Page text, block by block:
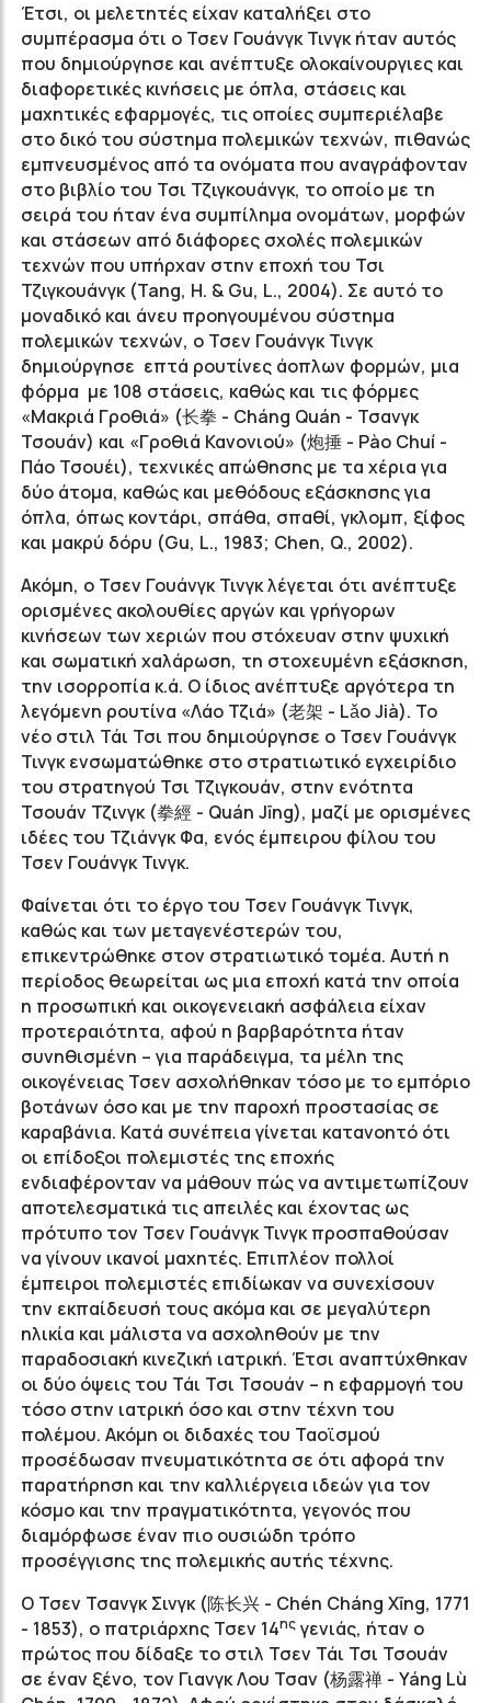
Έτσι, οι μελετητές είχαν καταλήξει στο
συμπέρασμα ότι ο Τσεν Γουάνγκ Τινγκ ήταν αυτός
που δημιούργησε και ανέπτυξε ολοκαίνουργιες και
διαφορετικές κινήσεις με όπλα, στάσεις και
μαχητικές εφαρμογές, τις οποίες συμπεριέλαβε
στο δικό του σύστημα πολεμικών τεχνών, πιθανώς
εμπνευσμένος από τα ονόματα που αναγράφονταν
στο βιβλίο του Τσι Τζιγκουάνγκ, το οποίο με τη
σειρά του ήταν ένα συμπίλημα ονομάτων, μορφών
και στάσεων από διάφορες σχολές πολεμικών
τεχνών που υπήρχαν στην εποχή του Τσι
Τζιγκουάνγκ (Tang, H. & Gu, L., 2004). Σε αυτό το
μοναδικό και άνευ προηγουμένου σύστημα
πολεμικών τεχνών, ο Τσεν Γουάνγκ Τινγκ
δημιούργησε επτά ρουτίνες άοπλων φορμών, μια
φόρμα με 108 στάσεις, καθώς και τις φόρμες
«Μακριά Γροθιά» (长拳 - Cháng Quán - Τσανγκ
Τσουάν) και «Γροθιά Κανονιού» (炮捶 - Pào Chuí -
Πάο Τσουέι), τεχνικές απώθησης με τα χέρια για
δύο άτομα, καθώς και μεθόδους εξάσκησης για
όπλα, όπως κοντάρι, σπάθα, σπαθί, γκλομπ, ξίφος
και μακρύ δόρυ (Gu, L., 1983; Chen, Q., 2002).
Ακόμη, ο Τσεν Γουάνγκ Τινγκ λέγεται ότι ανέπτυξε
ορισμένες ακολουθίες αργών και γρήγορων
κινήσεων των χεριών που στόχευαν στην ψυχική
και σωματική χαλάρωση, τη στοχευμένη εξάσκηση,
την ισορροπία κ.ά. Ο ίδιος ανέπτυξε αργότερα τη
λεγόμενη ρουτίνα «Λάο Τζιά» (老架 - Lǎo Jià). Το
νέο στιλ Τάι Τσι που δημιούργησε ο Τσεν Γουάνγκ
Τινγκ ενσωματώθηκε στο στρατιωτικό εγχειρίδιο
του στρατηγού Τσι Τζιγκουάν, στην ενότητα
Τσουάν Τζινγκ (拳經 - Quán Jīng), μαζί με ορισμένες
ιδέες του Τζιάνγκ Φα, ενός έμπειρου φίλου του
Τσεν Γουάνγκ Τινγκ.
Φαίνεται ότι το έργο του Τσεν Γουάνγκ Τινγκ,
καθώς και των μεταγενέστερών του,
επικεντρώθηκε στον στρατιωτικό τομέα. Αυτή η
περίοδος θεωρείται ως μια εποχή κατά την οποία
η προσωπική και οικογενειακή ασφάλεια είχαν
προτεραιότητα, αφού η βαρβαρότητα ήταν
συνηθισμένη – για παράδειγμα, τα μέλη της
οικογένειας Τσεν ασχολήθηκαν τόσο με το εμπόριο
βοτάνων όσο και με την παροχή προστασίας σε
καραβάνια. Κατά συνέπεια γίνεται κατανοητό ότι
οι επίδοξοι πολεμιστές της εποχής
ενδιαφέρονταν να μάθουν πώς να αντιμετωπίζουν
αποτελεσματικά τις απειλές και έχοντας ως
πρότυπο τον Τσεν Γουάνγκ Τινγκ προσπαθούσαν
να γίνουν ικανοί μαχητές. Επιπλέον πολλοί
έμπειροι πολεμιστές επιδίωκαν να συνεχίσουν
την εκπαίδευσή τους ακόμα και σε μεγαλύτερη
ηλικία και μάλιστα να ασχοληθούν με την
παραδοσιακή κινεζική ιατρική. Έτσι αναπτύχθηκαν
οι δύο όψεις του Τάι Τσι Τσουάν – η εφαρμογή του
τόσο στην ιατρική όσο και στην τέχνη του
πολέμου. Ακόμη οι διδαχές του Ταοϊσμού
προσέδωσαν πνευματικότητα σε ότι αφορά την
παρατήρηση και την καλλιέργεια ιδεών για τον
κόσμο και την πραγματικότητα, γεγονός που
διαμόρφωσε έναν πιο ουσιώδη τρόπο
προσέγγισης της πολεμικής αυτής τέχνης.
Ο Τσεν Τσανγκ Σινγκ (陈长兴 - Chén Cháng Xīng, 1771
- 1853), ο πατριάρχης Τσεν 14ης γενιάς, ήταν ο
πρώτος που δίδαξε το στιλ Τσεν Τάι Τσι Τσουάν
σε έναν ξένο, τον Γιανγκ Λου Τσαν (杨露禅 - Yáng Lù